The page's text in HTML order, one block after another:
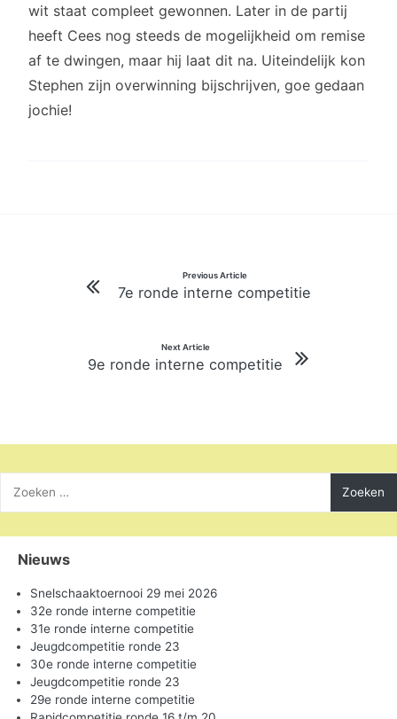
wit staat compleet gewonnen. Later in de partij
heeft Cees nog steeds de mogelijkheid om remise
af te dwingen, maar hij laat dit na. Uiteindelijk kon
Stephen zijn overwinning bijschrijven, goe gedaan
jochie!
navigatie
Previous Article
7e ronde interne competitie
Next Article
9e ronde interne competitie
naar:
Nieuws
Snelschaaktoernooi 29 mei 2026
32e ronde interne competitie
31e ronde interne competitie
Jeugdcompetitie ronde 23
30e ronde interne competitie
Jeugdcompetitie ronde 23
29e ronde interne competitie